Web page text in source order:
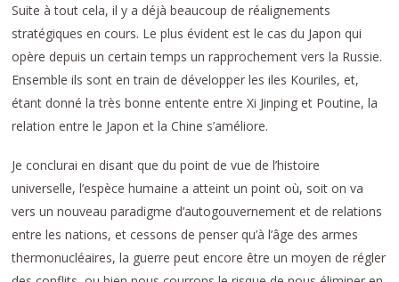
Suite à tout cela, il y a déjà beaucoup de réalignements
stratégiques en cours. Le plus évident est le cas du Japon qui
opère depuis un certain temps un rapprochement vers la Russie.
Ensemble ils sont en train de développer les iles Kouriles, et,
étant donné la très bonne entente entre Xi Jinping et Poutine, la
relation entre le Japon et la Chine s’améliore.
Je conclurai en disant que du point de vue de l’histoire
universelle, l’espèce humaine a atteint un point où, soit on va
vers un nouveau paradigme d’autogouvernement et de relations
entre les nations, et cessons de penser qu’à l’âge des armes
thermonucléaires, la guerre peut encore être un moyen de régler